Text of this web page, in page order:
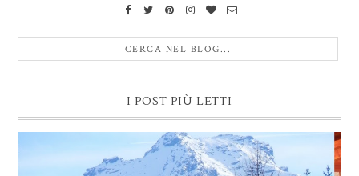
I POST PIÙ LETTI